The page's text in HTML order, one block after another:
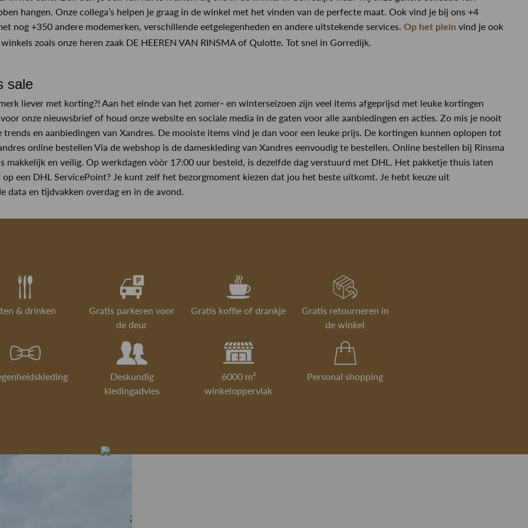
hangen. Onze collega’s helpen je graag in de winkel met het vinden van de perfecte maat. Ook vind je bij ons +4
nog +350 andere modemerken, verschillende eetgelegenheden en andere uitstekende services. Op het plein vind je ook
zoals onze heren zaak DE HEEREN VAN RINSMA of Qulotte. Tot snel in Gorredijk.
sale
liever met korting?! Aan het einde van het zomer- en winterseizoen zijn veel items afgeprijsd met leuke kortingen
onze nieuwsbrief of houd onze website en sociale media in de gaten voor alle aanbiedingen en acties. Zo mis je nooit
trends en aanbiedingen van Xandres. De mooiste items vind je dan voor een leuke prijs. De kortingen kunnen oplopen tot
online bestellen Via de webshop is de dameskleding van Xandres eenvoudig te bestellen. Online bestellen bij Rinsma
makkelijk en veilig. Op werkdagen vòòr 17:00 uur besteld, is dezelfde dag verstuurd met DHL. Het pakketje thuis laten
op een DHL ServicePoint? Je kunt zelf het bezorgmoment kiezen dat jou het beste uitkomt. Je hebt keuze uit
data en tijdvakken overdag en in de avond.
& drinken
Gratis parkeren voor
de deur
Gratis koffie of drankje
Gratis retourneren in
de winkel
Deskundig
kledingadvies
6000 m²
winkeloppervlak
Personal shopping